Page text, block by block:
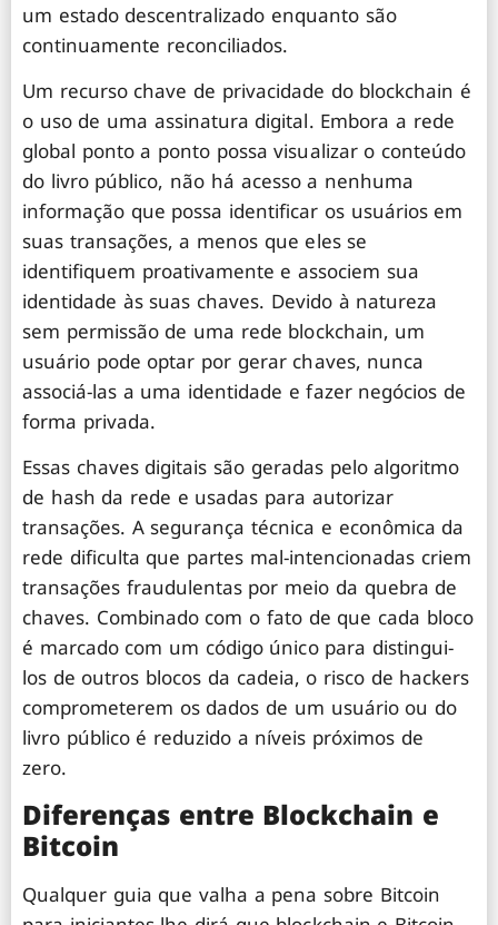
um estado descentralizado enquanto são
continuamente reconciliados.
Um recurso chave de privacidade do blockchain é
o uso de uma assinatura digital. Embora a rede
global ponto a ponto possa visualizar o conteúdo
do livro público, não há acesso a nenhuma
informação que possa identificar os usuários em
suas transações, a menos que eles se
identifiquem proativamente e associem sua
identidade às suas chaves. Devido à natureza
sem permissão de uma rede blockchain, um
usuário pode optar por gerar chaves, nunca
associá-las a uma identidade e fazer negócios de
forma privada.
Essas chaves digitais são geradas pelo algoritmo
de hash da rede e usadas para autorizar
transações. A segurança técnica e econômica da
rede dificulta que partes mal-intencionadas criem
transações fraudulentas por meio da quebra de
chaves. Combinado com o fato de que cada bloco
é marcado com um código único para distingui-
los de outros blocos da cadeia, o risco de hackers
comprometerem os dados de um usuário ou do
livro público é reduzido a níveis próximos de
zero.
Diferenças entre Blockchain e
Bitcoin
Qualquer guia que valha a pena sobre Bitcoin